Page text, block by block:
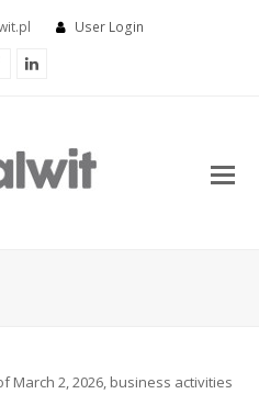
User Login
LinkedIn
March 2, 2026, business activities